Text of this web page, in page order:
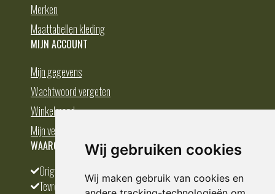
Wij gebruiken cookies
Wij maken gebruik van cookies en
Merken
Maattabellen kleding
MIJN ACCOUNT
Mijn gegevens
Wachtwoord vergeten
Winkelmand
Mijn verlanglijst
WAAROM BESTELLEN BIJ DEDUMP.NL
Origineel en divers
Tevreden klanten